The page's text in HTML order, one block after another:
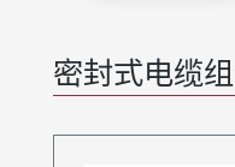
密封式电缆